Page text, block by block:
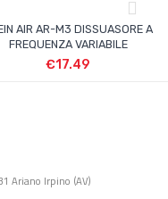
AIR AR-M3 DISSUASORE A
FREQUENZA VARIABILE
€17.49
Ariano Irpino (AV)